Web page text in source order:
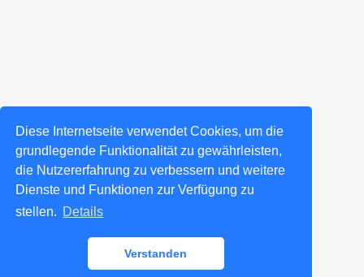
Diese Internetseite verwendet Cookies, um die
grundlegende Funktionalität zu gewährleisten,
die Nutzererfahrung zu verbessern und weitere
Dienste und Funktionen zur Verfügung zu
stellen. Details
Verstanden